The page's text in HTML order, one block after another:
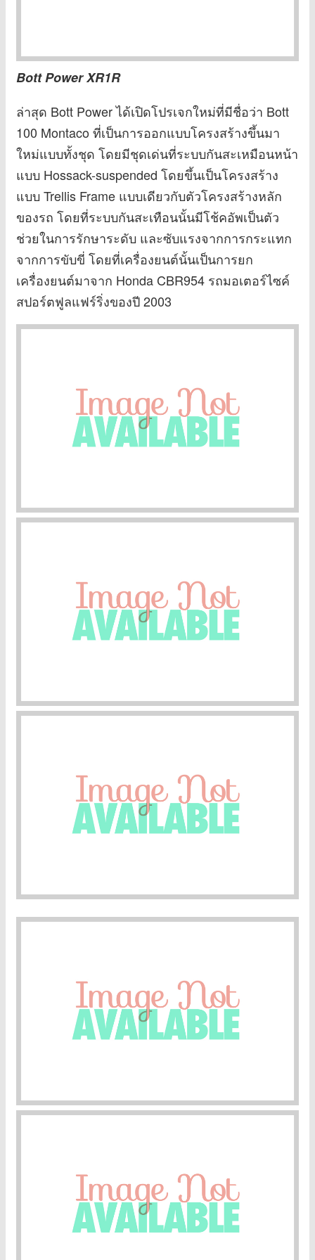
Bott Power XR1R
ล่าสุด Bott Power ได้เปิดโปรเจกใหม่ที่มีชื่อว่า Bott
100 Montaco ที่เป็นการออกแบบโครงสร้างขึ้นมา
ใหม่แบบทั้งชุด โดยมีชุดเด่นที่ระบบกันสะเหมือนหน้า
แบบ Hossack-suspended โดยขึ้นเป็นโครงสร้าง
แบบ Trellis Frame แบบเดียวกับตัวโครงสร้างหลัก
ของรถ โดยที่ระบบกันสะเทือนนั้นมีโช้คอัพเป็นตัว
ช่วยในการรักษาระดับ และซับแรงจากการกระแทก
จากการขับขี่ โดยที่เครื่องยนต์นั้นเป็นการยก
เครื่องยนต์มาจาก Honda CBR954 รถมอเตอร์ไซค์
สปอร์ตฟูลแฟร์ริ่งของปี 2003